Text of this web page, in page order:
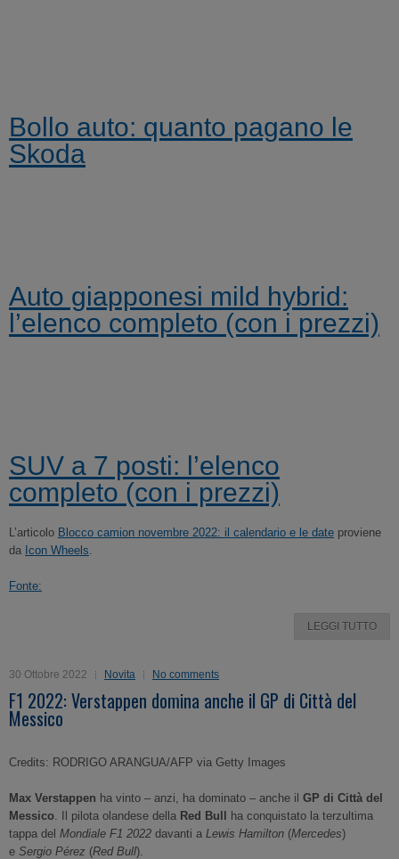
Bollo auto: quanto pagano le
Skoda
Auto giapponesi mild hybrid:
l’elenco completo (con i prezzi)
SUV a 7 posti: l’elenco
completo (con i prezzi)
L’articolo Blocco camion novembre 2022: il calendario e le date proviene
da Icon Wheels.
Fonte:
LEGGI TUTTO
30 Ottobre 2022 Novita No comments
F1 2022: Verstappen domina anche il GP di Città del
Messico
Credits: RODRIGO ARANGUA/AFP via Getty Images
Max Verstappen ha vinto – anzi, ha dominato – anche il GP di Città del
Messico. Il pilota olandese della Red Bull
ha conquistato la terzultima
tappa del Mondiale F1 2022 davanti a Lewis Hamilton (Mercedes)
e Sergio Pérez (Red Bull).